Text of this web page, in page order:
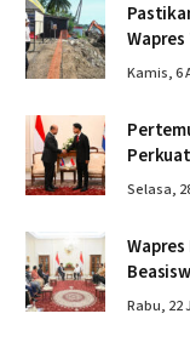
Krueng
Kamis, 6
Selasa,
Rabu, 22